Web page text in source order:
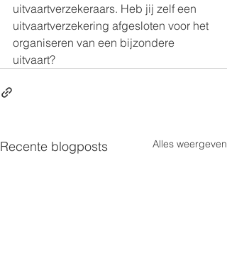
uitvaartverzekeraars. Heb jij zelf een
uitvaartverzekering afgesloten voor het
organiseren van een bijzondere
uitvaart?
Recente blogposts Alles weergeven